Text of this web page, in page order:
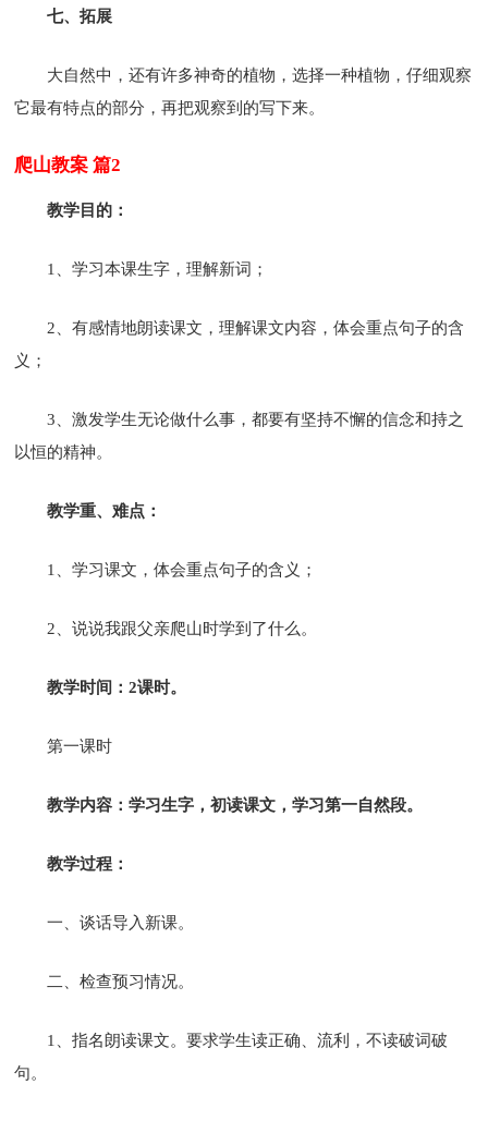
七、拓展
大自然中，还有许多神奇的植物，选择一种植物，仔细观察
它最有特点的部分，再把观察到的写下来。
爬山教案 篇2
教学目的：
1、学习本课生字，理解新词；
2、有感情地朗读课文，理解课文内容，体会重点句子的含
义；
3、激发学生无论做什么事，都要有坚持不懈的信念和持之
以恒的精神。
教学重、难点：
1、学习课文，体会重点句子的含义；
2、说说我跟父亲爬山时学到了什么。
教学时间：2课时。
第一课时
教学内容：学习生字，初读课文，学习第一自然段。
教学过程：
一、谈话导入新课。
二、检查预习情况。
1、指名朗读课文。要求学生读正确、流利，不读破词破
句。